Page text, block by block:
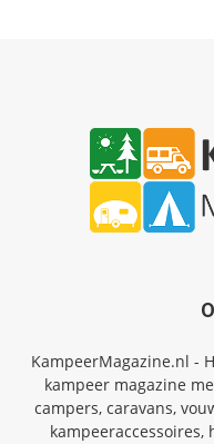
KampeerMagazine.nl -
kampeer magazine
campers, caravans,